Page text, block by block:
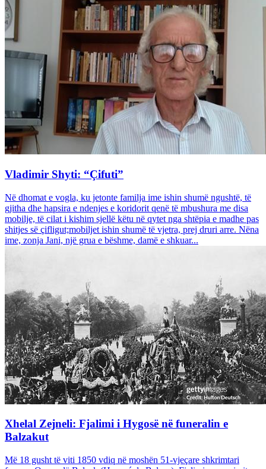
Vladimir Shyti: “Çifuti”
Në dhomat e vogla, ku jetonte familja ime ishin shumë ngushtë, të
gjitha dhe hapsira e ndenjes e koridorit qenë të mbushura me disa
mobilje, të cilat i kishim sjellë këtu në qytet nga shtëpia e madhe pas
shitjes së çifligut;mobiljet ishin shumë të vjetra, prej druri arre. Nëna
ime, zonja Jani, një grua e bëshme, damë e shkuar...
Xhelal Zejneli: Fjalimi i Hygosë në funeralin e
Balzakut
Më 18 gusht të viti 1850 vdiq në moshën 51-vjeçare shkrimtari